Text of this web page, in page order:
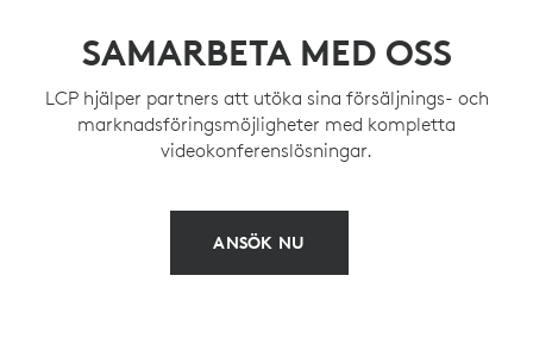
SAMARBETA MED OSS
LCP hjälper partners att utöka sina försäljnings- och
marknadsföringsmöjligheter med kompletta
videokonferenslösningar.
ANSÖK NU